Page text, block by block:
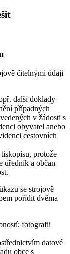
čitelnými údaji
další doklady
případných
v žádosti s
obyvatel anebo
cestovních
protože
úředník a občan
se strojově
pořídit dvěma
fotografii
datové
obce s